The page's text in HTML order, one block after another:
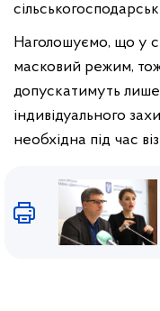
Наголошуємо, що у
масковий режим,
допускатимуть лише
індивідуального
необхідна під час